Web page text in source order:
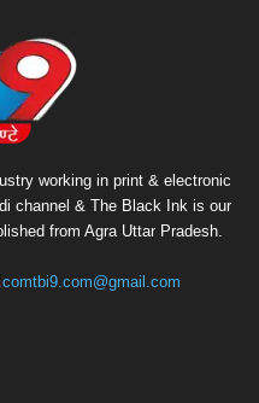
working in print & electronic
channel & The Black Ink is our
from Agra Uttar Pradesh.